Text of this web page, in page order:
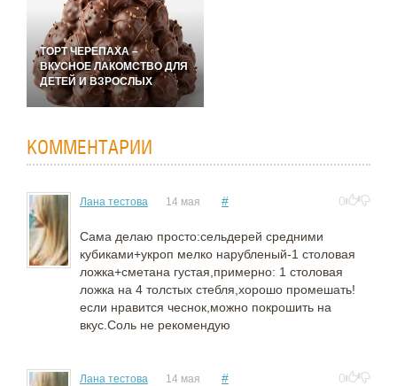
ТОРТ ЧЕРЕПАХА –
ВКУСНОЕ ЛАКОМСТВО ДЛЯ
ДЕТЕЙ И ВЗРОСЛЫХ
КОММЕНТАРИИ
Лана тестова 14 мая # 0
Сама делаю просто:сельдерей средними
кубиками+укроп мелко нарубленый-1 столовая
ложка+сметана густая,примерно: 1 столовая
ложка на 4 толстых стебля,хорошо промешать!
если нравится чеснок,можно покрошить на
вкус.Соль не рекомендую
Лана тестова 14 мая # 0